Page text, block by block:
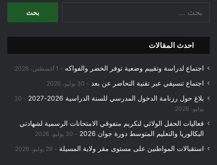
احدث المقالات
اجتماع لدراسة وتقييم وضعية توفر الخضر والفواكه 1 أغسطس، 2026
اجتماع تنسيقي عبر تقنية التحاضر عن بعد 30 يوليو، 2026
بلاغ حول رزنامة الدخول المدرسي للسنة الدراسية 2026-2027
30
يوليو، 2026
فعاليات الحفل الولائي لتكريم متفوقي الامتحانات الرسمية لشهادتي
البكالوريا والتعليم المتوسط دورة جوان 2026
30 يوليو، 2026
استقبالات المواطنين على مستوى مقر ولاية المسيلة 29 يوليو، 2026